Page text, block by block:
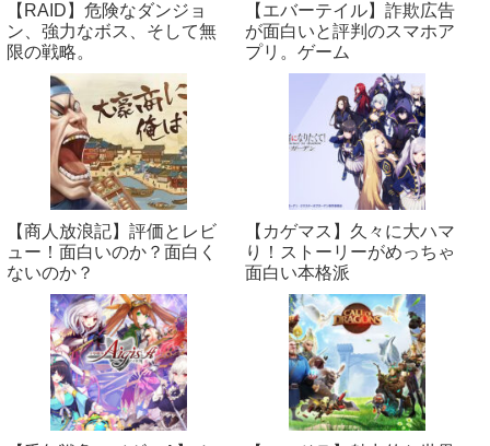
【RAID】危険なダンジョ
ン、強力なボス、そして無
限の戦略。
【エバーテイル】詐欺広告
が面白いと評判のスマホア
プリ。ゲーム
【商人放浪‪記】評価とレビ
ュー！面白いのか？面白く
ないのか？
【カゲマス】久々に大ハマ
り！ストーリーがめっちゃ
面白い本格派